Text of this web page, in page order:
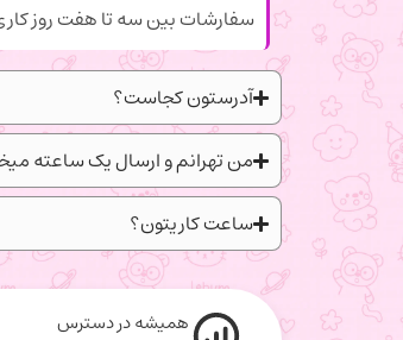
سفارشات بین سه تا هفت روز
آدرستون کجاست؟
من تهرانم و ارسال یک ساعته
ساعت کاریتون؟
همیشه در دسترس